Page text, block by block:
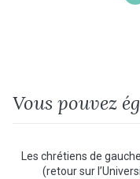
Vous pouvez
Les chrétiens de
(retour sur